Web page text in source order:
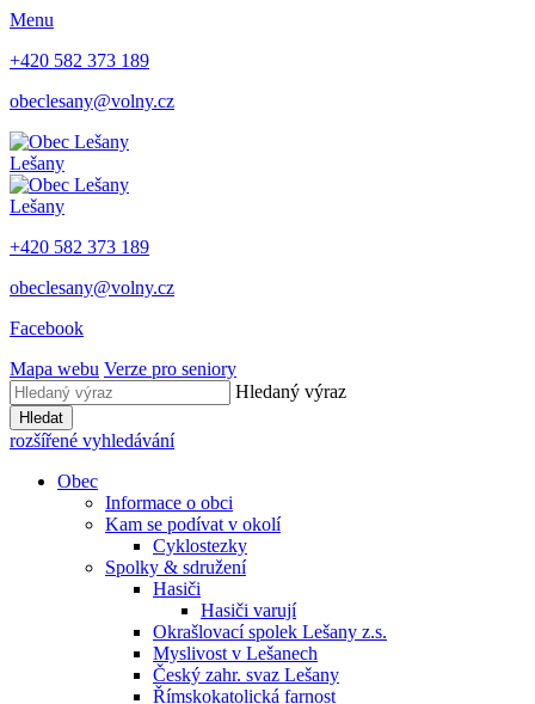
Menu
+420 582 373 189
obeclesany@volny.cz
Lešany
Lešany
+420 582 373 189
obeclesany@volny.cz
Facebook
Mapa webu Verze pro seniory
Hledaný výraz
Hledat
rozšířené vyhledávání
Obec
Informace o obci
Kam se podívat v okolí
Cyklostezky
Spolky & sdružení
Hasiči
Hasiči varují
Okrašlovací spolek Lešany z.s.
Myslivost v Lešanech
Český zahr. svaz Lešany
Římskokatolická farnost